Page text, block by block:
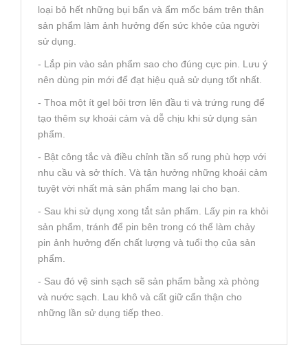
loại bỏ hết những bụi bẩn và ẩm mốc bám trên thân
sản phẩm làm ảnh hưởng đến sức khỏe của người
sử dụng.
- Lắp pin vào sản phẩm sao cho đúng cực pin. Lưu ý
nên dùng pin mới để đạt hiệu quả sử dụng tốt nhất.
- Thoa một ít gel bôi trơn lên đầu ti và trứng rung để
tạo thêm sự khoái cảm và dễ chịu khi sử dụng sản
phẩm.
- Bật công tắc và điều chỉnh tần số rung phù hợp với
nhu cầu và sở thích. Và tận hưởng những khoái cảm
tuyệt vời nhất mà sản phẩm mang lại cho bạn.
- Sau khi sử dụng xong tắt sản phẩm. Lấy pin ra khỏi
sản phẩm, tránh để pin bên trong có thể làm chảy
pin ảnh hưởng đến chất lượng và tuổi thọ của sản
phẩm.
- Sau đó vệ sinh sạch sẽ sản phẩm bằng xà phòng
và nước sạch. Lau khô và cất giữ cẩn thận cho
những lần sử dụng tiếp theo.